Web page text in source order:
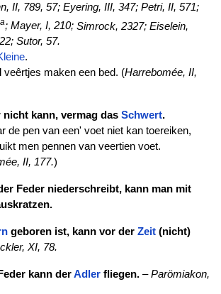
II, 789, 57; Eyering, III, 347; Petri, II, 571;
a; Mayer, I, 210; Simrock, 2327; Eiselein,
Sutor, 57.
.
veêrtjes maken een bed. (Harrebomée, II,
nicht kann, vermag das Schwert.
de pen van een' voet niet kan toereiken,
men pennen van veertien voet.
II, 177.)
Feder niederschreibt, kann man mit
geboren ist, kann vor der Zeit(nicht)
XI, 78.
kann derAdlerfliegen.–Parömiakon,